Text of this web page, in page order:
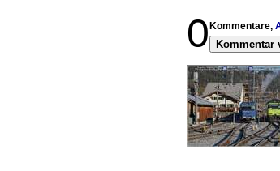
0 Kommentare,
Kommentar